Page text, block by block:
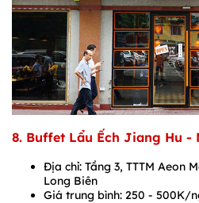
8. Buffet Lẩu Ếch Jiang Hu -
Địa chỉ: Tầng 3, TTTM Aeon
Long Biên
Giá trung bình: 250 - 500K/